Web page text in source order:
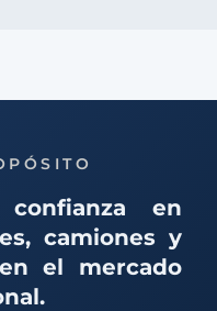
en
camiones y
el mercado